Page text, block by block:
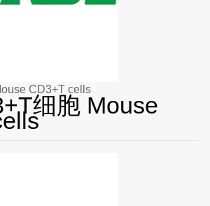
CD3+T cells
细胞 Mouse